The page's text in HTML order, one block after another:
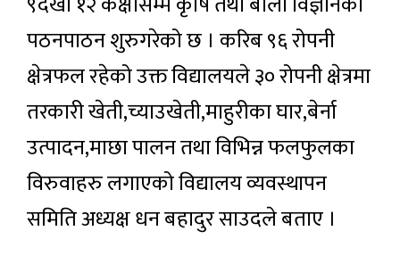
पठनपाठन शुरुगरेको छ । करिब ९६ रोपनी
क्षेत्रफल रहेको उक्त विद्यालयले ३० रोपनी क्षेत्रमा
तरकारी खेती,च्याउखेती,माहुरीका घार,बेर्ना
उत्पादन,माछा पालन तथा विभिन्न फलफुलका
विरुवाहरु लगाएको विद्यालय व्यवस्थापन
समिति अध्यक्ष धन बहादुर साउदले बताए ।